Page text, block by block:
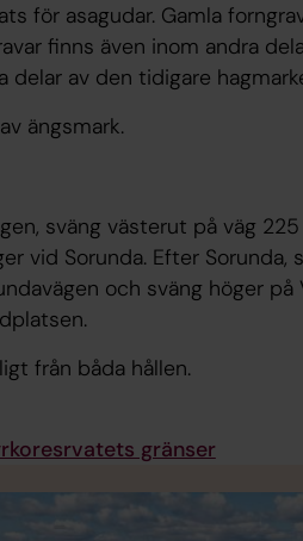
för asagudar. Gamla
finns även inom andra
av den tidigare
ängsmark.
sväng västerut på väg
vid Sorunda. Efter Sorunda,
och sväng höger på
från båda hållen.
gränser